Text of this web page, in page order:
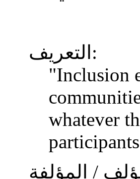
التعريف:
"Inclusion
whatever